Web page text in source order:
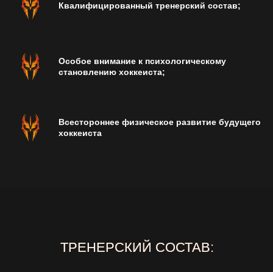
Квалифицированный тренерский состав;
Особое внимание к психологическому
становлению хоккеиста;
Всестороннее физическое развитие будущего
хоккеиста